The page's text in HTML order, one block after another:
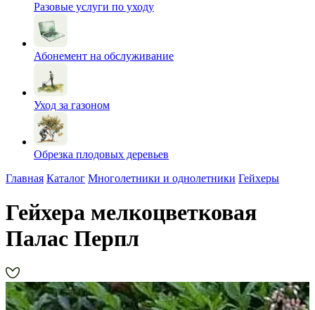
Разовые услуги по уходу
Абонемент на обслуживание
Уход за газоном
Обрезка плодовых деревьев
Главная Каталог Многолетники и однолетники Гейхеры
Гейхера мелкоцветковая
Палас Перпл